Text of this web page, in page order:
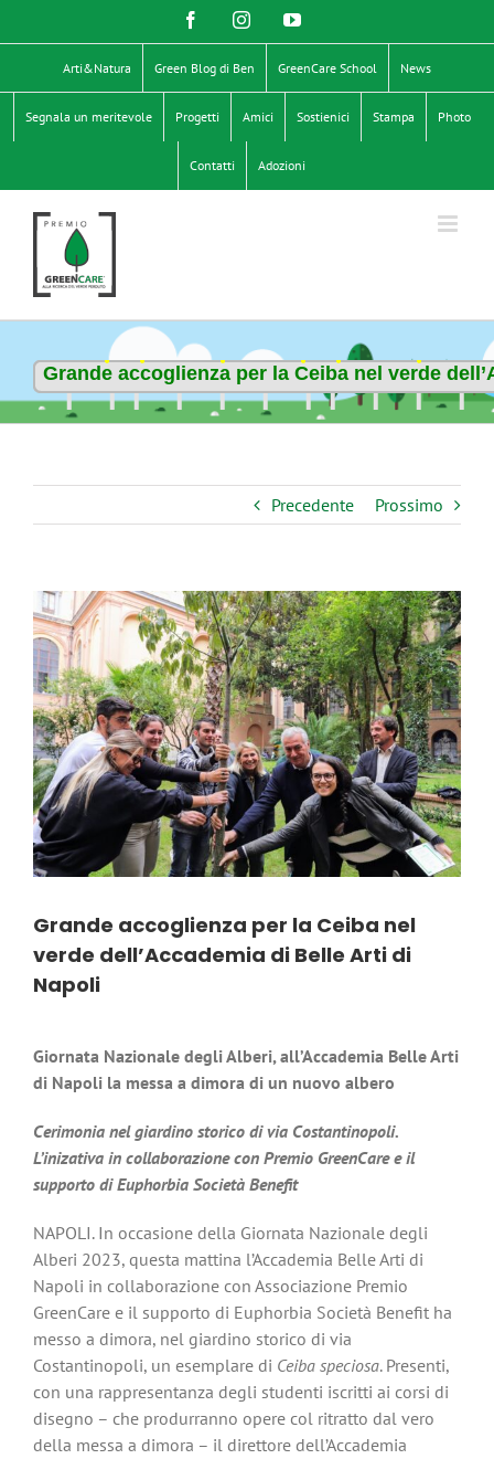
al
contenuto
FacebookInstagramYouTube
Arti&Natura Green Blog di Ben GreenCare School News
Segnala un meritevole Progetti Amici Sostienici Stampa Photo
Contatti Adozioni
Grande accoglienza per la Ceiba nel verde
Precedente Prossimo
Ingrandisci
immagine
Grande accoglienza per la Ceiba nel
verde dell’Accademia di Belle Arti di
Napoli
Giornata Nazionale degli Alberi, all’Accademia Belle Arti
di Napoli la messa a dimora di un nuovo albero
Cerimonia nel giardino storico di via Costantinopoli.
L’inizativa in collaborazione con Premio GreenCare e il
supporto di Euphorbia Società Benefit
NAPOLI. In occasione della Giornata Nazionale degli
Alberi 2023, questa mattina l’Accademia Belle Arti di
Napoli in collaborazione con Associazione Premio
GreenCare e il supporto di Euphorbia Società Benefit ha
messo a dimora, nel giardino storico di via
Costantinopoli, un esemplare di Ceiba speciosa. Presenti,
con una rappresentanza degli studenti iscritti ai corsi di
disegno – che produrranno opere col ritratto dal vero
della messa a dimora – il direttore dell’Accademia